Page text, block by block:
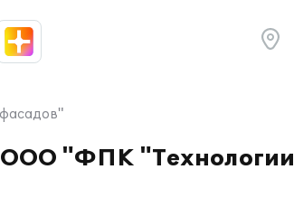
ООО "ФПК "Технологии